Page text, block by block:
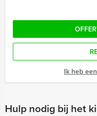
Ik heb
Hulp nodig bij het